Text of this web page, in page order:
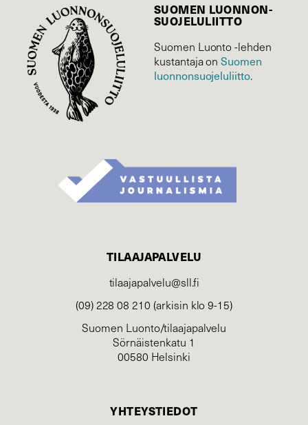
SUOMEN LUONNON­
SUOJELU­LIITTO
Suomen Luonto -lehden
kustantaja onSuomen
luonnonsuojelu­liitto.
TILAAJAPALVELU
tilaajapalvelu@sll.fi
(09) 228 08 210 (arkisin klo 9-15)
Suomen Luonto/tilaajapalvelu
Sörnäistenkatu 1
00580 Helsinki
YHTEYSTIEDOT